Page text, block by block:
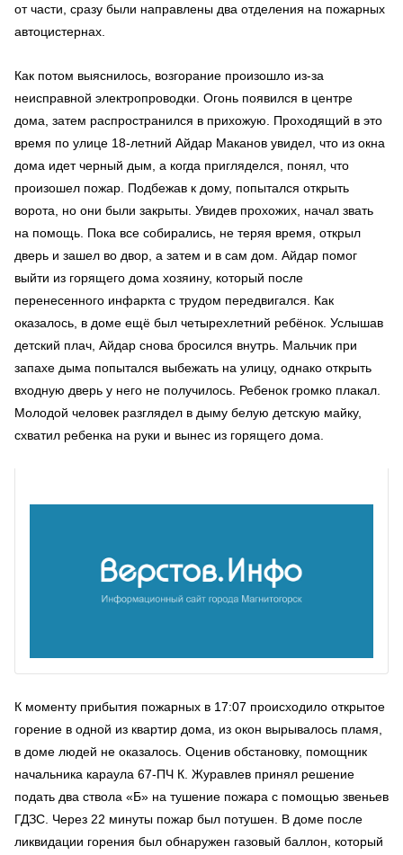
от части, сразу были направлены два отделения на пожарных
автоцистернах.
Как потом выяснилось, возгорание произошло из-за
неисправной электропроводки. Огонь появился в центре
дома, затем распространился в прихожую. Проходящий в это
время по улице 18-летний Айдар Маканов увидел, что из окна
дома идет черный дым, а когда пригляделся, понял, что
произошел пожар. Подбежав к дому, попытался открыть
ворота, но они были закрыты. Увидев прохожих, начал звать
на помощь. Пока все собирались, не теряя время, открыл
дверь и зашел во двор, а затем и в сам дом. Айдар помог
выйти из горящего дома хозяину, который после
перенесенного инфаркта с трудом передвигался. Как
оказалось, в доме ещё был четырехлетний ребёнок. Услышав
детский плач, Айдар снова бросился внутрь. Мальчик при
запахе дыма попытался выбежать на улицу, однако открыть
входную дверь у него не получилось. Ребенок громко плакал.
Молодой человек разглядел в дыму белую детскую майку,
схватил ребенка на руки и вынес из горящего дома.
К моменту прибытия пожарных в 17:07 происходило открытое
горение в одной из квартир дома, из окон вырывалось пламя,
в доме людей не оказалось. Оценив обстановку, помощник
начальника караула 67-ПЧ К. Журавлев принял решение
подать два ствола «Б» на тушение пожара с помощью звеньев
ГДЗС. Через 22 минуты пожар был потушен. В доме после
ликвидации горения был обнаружен газовый баллон, который